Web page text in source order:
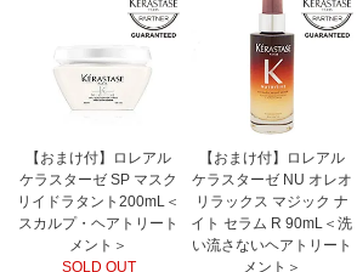
【おまけ付】ロレアル
ケラスターゼ SP マスク
リイドラタント200mL＜
スカルプ・ヘアトリート
メント＞
SOLD OUT
【おまけ付】ロレアル
ケラスターゼ NU オレオ
リラックス マジック ナ
イト セラム R 90mL＜洗
い流さないヘアトリート
メント＞